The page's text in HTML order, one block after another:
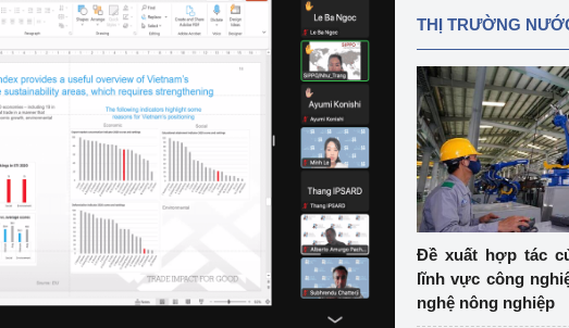
Bộ Công Thương
Tổ chức được cấp GCN đăng ký, hoạt
động kiểm định thiết bị, dụng cụ điện
làm việc ở môi trường không có nguy
hiểm khí, bụi nổ
Cơ sở sản xuất, sửa chữa chai chứa
LPG
Tổ chức huấn luyện, bồi dưỡng
nghiệp vụ kiểm định kỹ thuật an toàn
lao động
Văn hóa ngành Công Thương
Tái cơ cấu ngành Công Thương
Quản lý thị trường
Sử dụng năng lượng tiết kiệm và
hiệu quả
Hiệu quả năng lượng
Khoa học, công nghệ và đổi mới sáng
tạo
THỊ TRƯỜNG
Đề xuất hợp tác
lĩnh vực công
nghệ nông nghiệp